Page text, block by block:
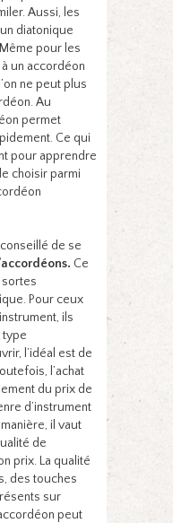
Aussi, les
diatonique
pour les
un accordéon
ne peut plus
Au
permet
Ce qui
pour apprendre
choisir parmi
de se
Ce
Pour ceux
ils
type
l’idéal est de
l’achat
du prix de
d’instrument
il vaut
de
prix. La qualité
des touches
sur
peut